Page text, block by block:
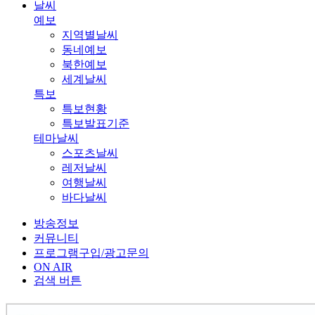
날씨
예보
지역별날씨
동네예보
북한예보
세계날씨
특보
특보현황
특보발표기준
테마날씨
스포츠날씨
레저날씨
여행날씨
바다날씨
방송정보
커뮤니티
프로그램구입/광고문의
ON AIR
검색 버튼